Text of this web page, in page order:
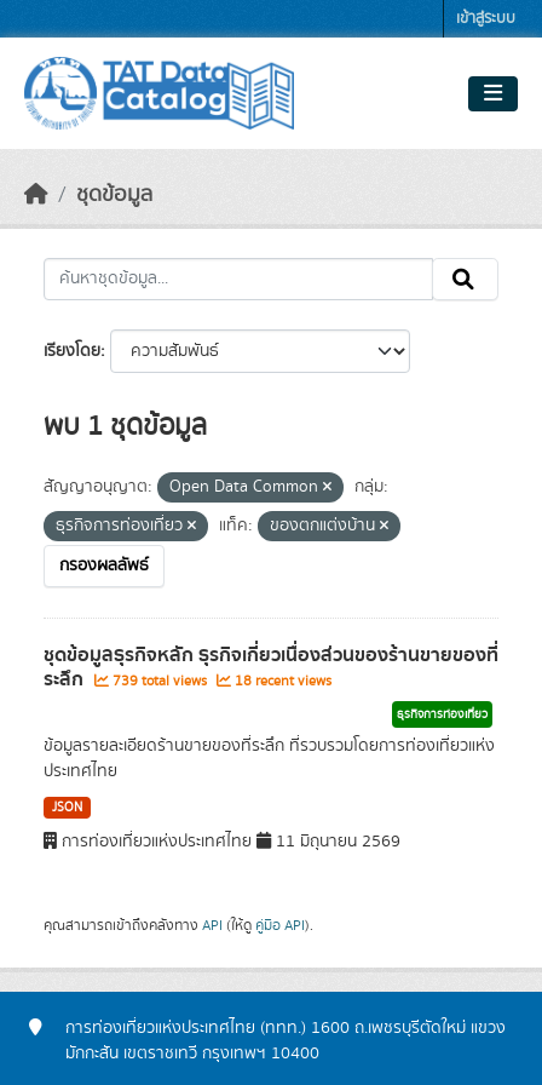
เข้าสู่ระบบ
ชุดข้อมูล
เรียงโดย
พบ 1 ชุดข้อมูล
สัญญาอนุญาต: Open Data Common
กลุ่ม:
ธุรกิจการท่องเที่ยว
แท็ค:
ของตกแต่งบ้าน
กรองผลลัพธ์
ชุดข้อมูลธุรกิจหลัก ธุรกิจเกี่ยวเนื่องส่วนของร้านขายของที่
ระลึก 739 total views 18 recent views
ธุรกิจการท่องเที่ยว
ข้อมูลรายละเอียดร้านขายของที่ระลึก ที่รวบรวมโดยการท่องเที่ยวแห่ง
ประเทศไทย
JSON
การท่องเที่ยวแห่งประเทศไทย 11 มิถุนายน 2569
คุณสามารถเข้าถึงคลังทาง API (ให้ดู คู่มือ API).
การท่องเที่ยวแห่งประเทศไทย (ททท.) 1600 ถ.เพชรบุรีตัดใหม่ แขวง
มักกะสัน เขตราชเทวี กรุงเทพฯ 10400